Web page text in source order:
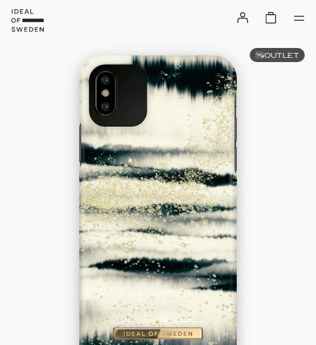
OUTLET